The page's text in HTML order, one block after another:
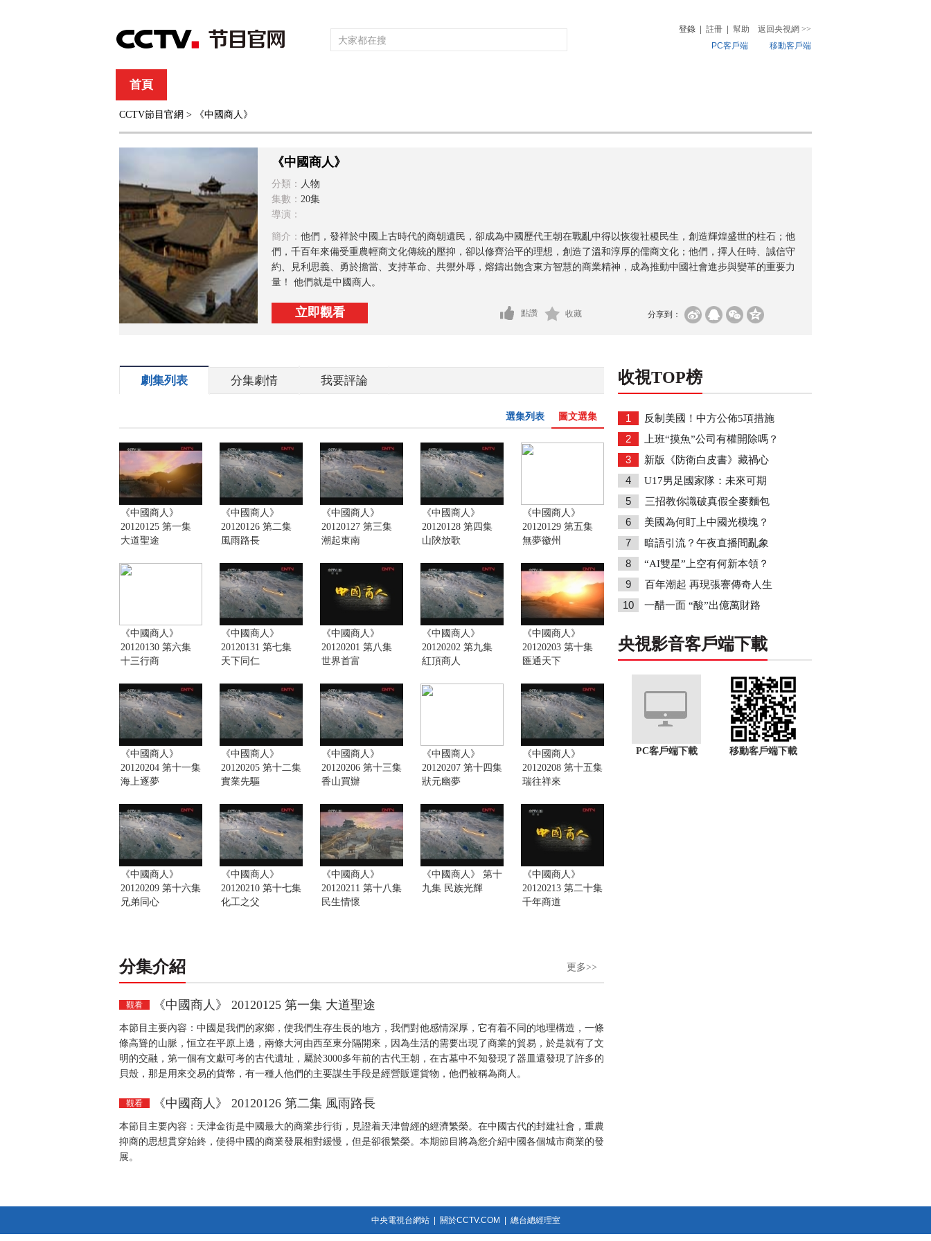
登錄 註冊 幫助 返回央視網 >>
PC客戶端
移動客戶端
首頁
綜合 新聞 財經 綜藝 中文國際
CCTV節目官網 > 《中國商人》
《中國商人》
分類： 人物
集數： 20集
導演：
簡介： 他們，發祥於中國上古時代的商朝遺民，卻成為中國歷代王朝在戰亂中得以恢復社稷民生，創造輝煌盛世的柱石；他
們，千百年來備受重農輕商文化傳統的壓抑，卻以修齊治平的理想，創造了溫和淳厚的儒商文化；他們，擇人任時、誠信守
約、見利思義、勇於擔當、支持革命、共禦外辱，熔鑄出飽含東方智慧的商業精神，成為推動中國社會進步與變革的重要力
量！ 他們就是中國商人。
立即觀看 分享到：
點讚 收藏
劇集列表 分集劇情 我要評論
圖文選集
選集列表
《中國商人》
20120125 第一集
大道聖途
《中國商人》
20120126 第二集
風雨路長
《中國商人》
20120127 第三集
潮起東南
《中國商人》
20120128 第四集
山陝放歌
《中國商人》
20120129 第五集
無夢徽州
《中國商人》
20120130 第六集
十三行商
《中國商人》
20120131 第七集
天下同仁
《中國商人》
20120201 第八集
世界首富
《中國商人》
20120202 第九集
紅頂商人
《中國商人》
20120203 第十集
匯通天下
《中國商人》
20120204 第十一集
海上逐夢
《中國商人》
20120205 第十二集
實業先驅
《中國商人》
20120206 第十三集
香山買辦
《中國商人》
20120207 第十四集
狀元幽夢
《中國商人》
20120208 第十五集
瑞往祥來
《中國商人》
20120209 第十六集
兄弟同心
《中國商人》
20120210 第十七集
化工之父
《中國商人》
20120211 第十八集
民生情懷
《中國商人》 第十
九集 民族光輝
《中國商人》
20120213 第二十集
千年商道
分集介紹 更多>>
觀看 《中國商人》 20120125 第一集 大道聖途
本節目主要內容：中國是我們的家鄉，使我們生存生長的地方，我們對他感情深厚，它有着不同的地理構造，一條
條高聳的山脈，恒立在平原上邊，兩條大河由西至東分隔開來，因為生活的需要出現了商業的貿易，於是就有了文
明的交融，第一個有文獻可考的古代遺址，屬於3000多年前的古代王朝，在古墓中不知發現了器皿還發現了許多的
貝殼，那是用來交易的貨幣，有一種人他們的主要謀生手段是經營販運貨物，他們被稱為商人。
觀看 《中國商人》 20120126 第二集 風雨路長
本節目主要內容：天津金街是中國最大的商業步行街，見證着天津曾經的經濟繁榮。在中國古代的封建社會，重農
抑商的思想貫穿始終，使得中國的商業發展相對緩慢，但是卻很繁榮。本期節目將為您介紹中國各個城市商業的發
展。
收視TOP榜
1 反制美國！中方公佈5項措施
2 上班“摸魚”公司有權開除嗎？
3 新版《防衛白皮書》藏禍心
4 U17男足國家隊：未來可期
5 三招教你識破真假全麥麵包
6 美國為何盯上中國光模塊？
7 暗語引流？午夜直播間亂象
8 “AI雙星”上空有何新本領？
9 百年潮起 再現張謇傳奇人生
10 一醋一面 “酸”出億萬財路
央視影音客戶端下載
PC客戶端下載 移動客戶端下載
中央電視台網站| 關於CCTV.COM 總台總經理室